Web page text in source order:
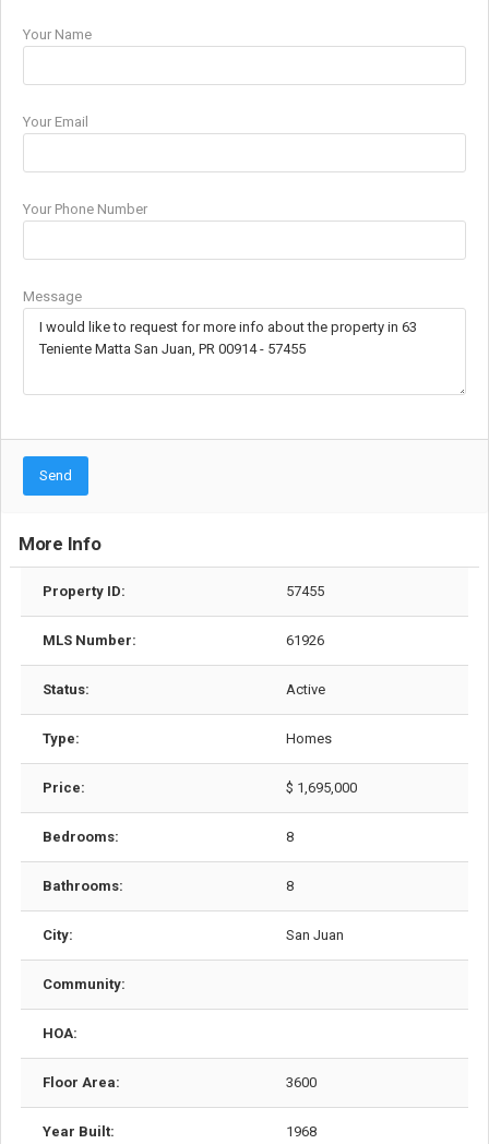
Your Name
Your Email
Your Phone Number
Message
Send
More Info
Property ID: 57455
MLS Number: 61926
Status: Active
Type: Homes
Price: $ 1,695,000
Bedrooms: 8
Bathrooms: 8
City: San Juan
Community:
HOA:
Floor Area: 3600
Year Built: 1968